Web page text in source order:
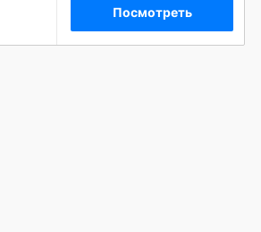
Посмотреть